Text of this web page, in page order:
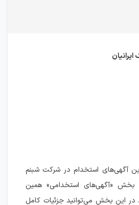
آگهی‌های استخدام در شرکت شبنم
بخش «آگهی‌های استخدامی» همین
در این بخش می‌توانید جزئیات کامل